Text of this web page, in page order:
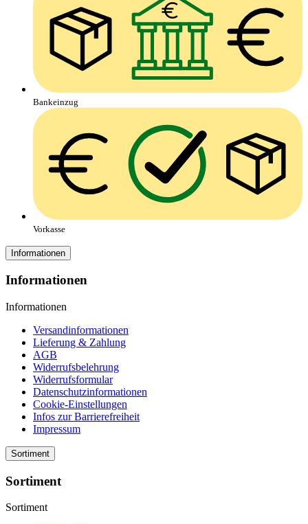
Bankeinzug
Vorkasse
Informationen
Informationen
Informationen
Versandinformationen
Lieferung & Zahlung
AGB
Widerrufsbelehrung
Widerrufsformular
Datenschutzinformationen
Cookie-Einstellungen
Infos zur Barrierefreiheit
Impressum
Sortiment
Sortiment
Sortiment